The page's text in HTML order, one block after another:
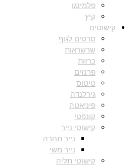
פלמינגו
קיץ
קישוטים
סרטים לגוף
שרשראות
כרזות
פרנזים
טיטוס
גירלנדה
פיניאטה
קונפטי
קישוטי נייר
נייר תחרה
נייר משי
קישוטי תליה